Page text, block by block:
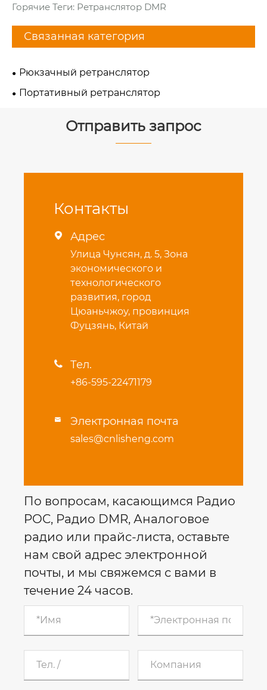
Горячие Теги: Ретранслятор DMR
Связанная категория
Рюкзачный ретранслятор
Портативный ретранслятор
Отправить запрос
Контакты
 Адрес
Улица Чунсян, д. 5, Зона
экономического и
технологического
развития, город
Цюаньчжоу, провинция
Фуцзянь, Китай
 Тел.
+86-595-22471179
 Электронная почта
sales@cnlisheng.com
По вопросам, касающимся Радио
POC, Радио DMR, Аналоговое
радио или прайс-листа, оставьте
нам свой адрес электронной
почты, и мы свяжемся с вами в
течение 24 часов.